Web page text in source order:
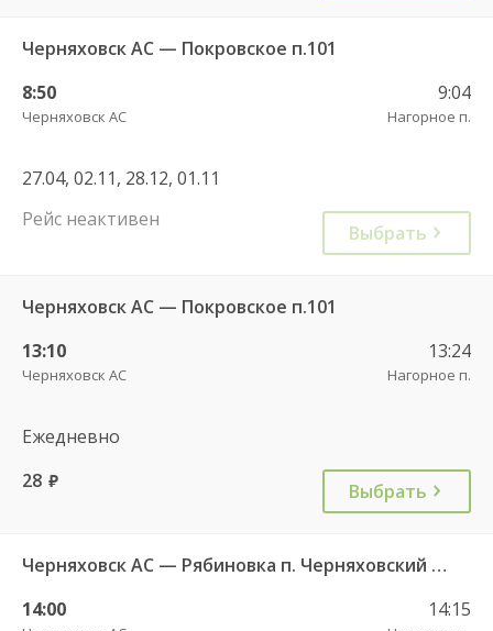
Черняховск АС — Покровское п.101
8:50
Черняховск АС
9:04
Нагорное п.
27.04, 02.11, 28.12, 01.11
Рейс неактивен
Выбрать
Черняховск АС — Покровское п.101
13:10
Черняховск АС
13:24
Нагорное п.
Ежедневно
28 руб. Выбрать
Черняховск АС — Рябиновка п. Черняховский ГО 102
14:00
14:15